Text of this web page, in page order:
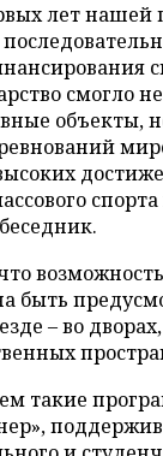
лет нашей
смогло
объекты,
быть
– во
такие